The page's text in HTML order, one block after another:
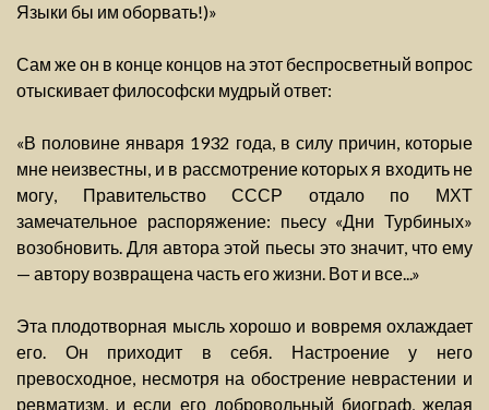
Языки бы им оборвать!)»
Сам же он в конце концов на этот беспросветный вопрос
отыскивает философски мудрый ответ:
«В половине января 1932 года, в силу причин, которые
мне неизвестны, и в рассмотрение которых я входить не
могу, Правительство СССР отдало по МХТ
замечательное распоряжение: пьесу «Дни Турбиных»
возобновить. Для автора этой пьесы это значит, что ему
— автору возвращена часть его жизни. Вот и все...»
Эта плодотворная мысль хорошо и вовремя охлаждает
его. Он приходит в себя. Настроение у него
превосходное, несмотря на обострение неврастении и
ревматизм, и если его добровольный биограф, желая